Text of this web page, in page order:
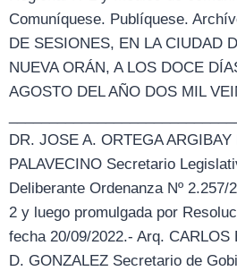
Comuníquese. Publíquese.
DE SESIONES, EN LA CIUDAD
NUEVA ORÁN, A LOS DOCE
AGOSTO DEL AÑO DOS MIL
DR. JOSE A. ORTEGA ARGIBAY
PALAVECINO Secretario
Deliberante Ordenanza Nº 2.257/
2 y luego promulgada por
fecha 20/09/2022.- Arq. CARLOS
D. GONZALEZ Secretario de